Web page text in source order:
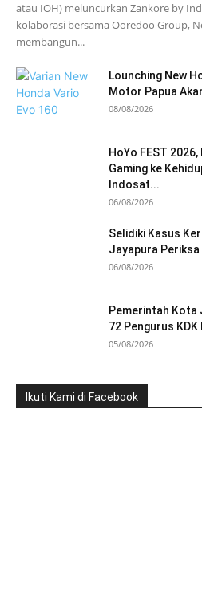
atau IOH) meluncurkan Zankore by
kolaborasi bersama Ooredoo Group,
membangun...
Lounching New
Motor Papua
08/08/2026
HoYo FEST
Gaming ke
Indosat...
06/08/2026
Selidiki Kasus
Jayapura Periksa
06/08/2026
Pemerintah Kota
72 Pengurus
05/08/2026
Ikuti Kami di Facebook